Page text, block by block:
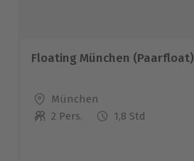
Floating München (Paarfloat)
Standort
München
Anzahl der Teilnehmer
2 Pers. 1,8 Std